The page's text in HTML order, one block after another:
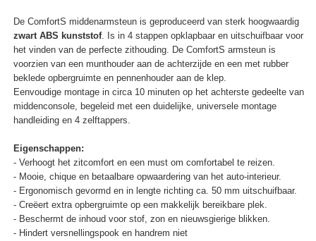
De ComfortS middenarmsteun is geproduceerd van sterk hoogwaardig
zwart ABS kunststof. Is in 4 stappen opklapbaar en uitschuifbaar voor
het vinden van de perfecte zithouding. De ComfortS armsteun is
voorzien van een munthouder aan de achterzijde en een met rubber
beklede opbergruimte en pennenhouder aan de klep.
Eenvoudige montage in circa 10 minuten op het achterste gedeelte van
middenconsole, begeleid met een duidelijke, universele montage
handleiding en 4 zelftappers.
Eigenschappen:
- Verhoogt het zitcomfort en een must om comfortabel te reizen.
- Mooie, chique en betaalbare opwaardering van het auto-interieur.
- Ergonomisch gevormd en in lengte richting ca. 50 mm uitschuifbaar.
- Creëert extra opbergruimte op een makkelijk bereikbare plek.
- Beschermt de inhoud voor stof, zon en nieuwsgierige blikken.
- Hindert versnellingspook en handrem niet